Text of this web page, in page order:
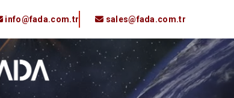
info@fada.com.tr sales@fada.com.tr